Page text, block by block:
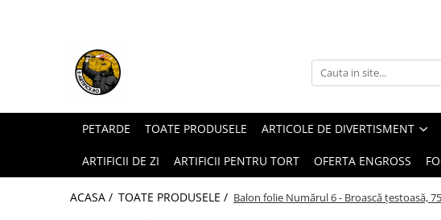
ARTICOLE DE DIVERTISMENT
FUMIGENE COLORATE
GENDER REVEAL
ARTICOLE DE PETRECERE
PETARDE TOATE PRODUSELE ARTICOLE DE DIVERTISMENT
ARTIFICII DE ZI ARTIFICII PENTRU TORT OFERTA ENGROSS
ACASA / TOATE PRODUSELE / Balon folie Numărul 6 - Broască țestoasă,